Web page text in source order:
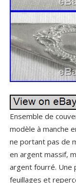
Ensemble de
modèle à manche
ne portant pas de
en argent massif,
argent fourré. Une
feuillages et